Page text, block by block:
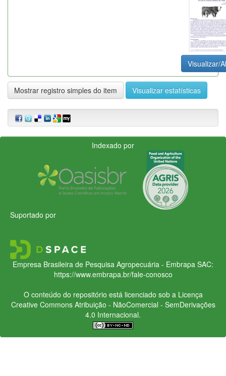
Visualizar/
Mostrar registro simples do item Visualizar estatísticas
Indexado por
Suportado por
Empresa Brasileira de Pesquisa Agropecuária - Embrapa SAC:
https://www.embrapa.br/fale-conosco
O conteúdo do repositório está licenciado sob a Licença
Creative CommonsAtribuição - NãoComercial - SemDerivações
4.0 Internacional.